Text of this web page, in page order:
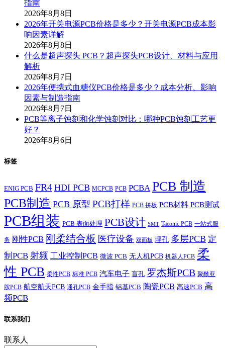
指南
2026年8月8日
2026年开关电源PCB价格是多少？开关电源PCB成本影
响因素详解
2026年8月8日
什么是超声探头 PCB？超声探头PCB设计、材料与应用
解析
2026年8月7日
2026年便携式血糖仪PCB价格是多少？成本分析、影响
因素与制造指南
2026年8月7日
PCB等离子蚀刻和化学蚀刻对比：哪种PCB蚀刻工艺更
好？
2026年8月6日
标签
ENIG PCB FR4 HDI PCB MCPCB PCB PCBA PCB 制造
PCB制造 PCB 原型 PCB打样 PCB 拼板 PCB材料 PCB测试
PCB组装 PCB 表面处理 PCB设计 SMT Taconic PCB 一站式服
务 刚性PCB 刚柔结合板 医疗设备 双面板 埋孔 多层PCB 定
制PCB 射频 工业控制PCB 微波 PCB 无人机PCB 机器人PCB 柔
性 PCB 柔性PCB 标准 PCB 汽车电子 盲孔 罗杰斯PCB 聚酰亚
胺PCB 航空航天PCB 通孔PCB 金手指 铝基PCB 陶瓷PCB 高速PCB 高
频PCB
联系我们
联系人